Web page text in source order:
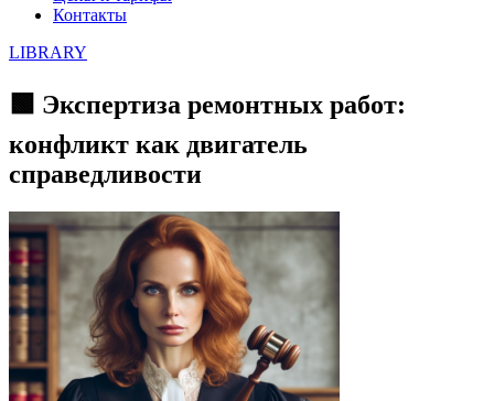
Контакты
LIBRARY
🟩 Экспертиза ремонтных работ:
конфликт как двигатель
справедливости